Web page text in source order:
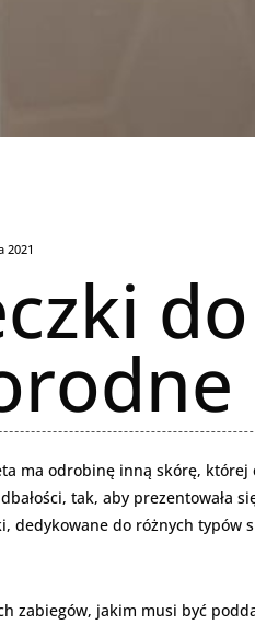
2021
ma odrobinę inną skórę,
tak, aby
dedykowane do różnych typów
zabiegów, jakim musi być